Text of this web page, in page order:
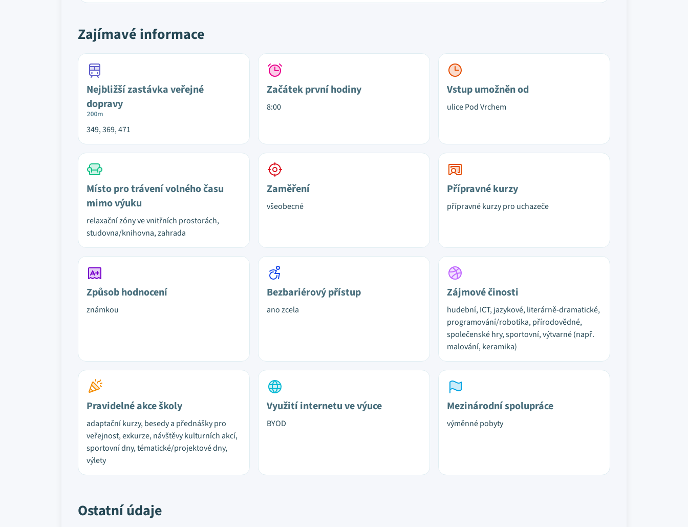
Zajímavé informace
Nejbližší zastávka veřejné
dopravy
200m
349, 369, 471
Začátek první hodiny
8:00
Vstup umožněn od
ulice Pod Vrchem
Místo pro trávení volného času
mimo výuku
relaxační zóny ve vnitřních prostorách,
studovna/knihovna, zahrada
Zaměření
všeobecné
Přípravné kurzy
přípravné kurzy pro uchazeče
Způsob hodnocení
známkou
Bezbariérový přístup
ano zcela
Zájmové činosti
hudební, ICT, jazykové, literárně-dramatické,
programování/robotika, přírodovědné,
společenské hry, sportovní, výtvarné (např.
malování, keramika)
Pravidelné akce školy
adaptační kurzy, besedy a přednášky pro
veřejnost, exkurze, návštěvy kulturních akcí,
sportovní dny, tématické/projektové dny,
výlety
Využití internetu ve výuce
BYOD
Mezinárodní spolupráce
výměnné pobyty
Ostatní údaje